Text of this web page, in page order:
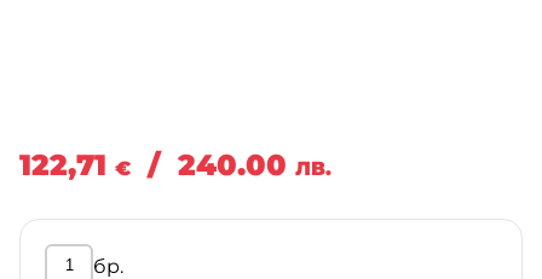
122,71 € / 240.00 ЛВ.
бр.